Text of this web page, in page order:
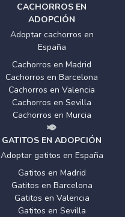
CACHORROS EN
ADOPCIÓN
Adoptar cachorros en
España
Cachorros en Madrid
Cachorros en Barcelona
Cachorros en Valencia
Cachorros en Sevilla
Cachorros en Murcia
GATITOS EN ADOPCIÓN
Adoptar gatitos en España
Gatitos en Madrid
Gatitos en Barcelona
Gatitos en Valencia
Gatitos en Sevilla